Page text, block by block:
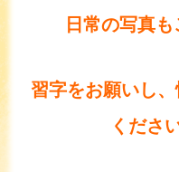
日常の写真
習字をお願いし
くださ